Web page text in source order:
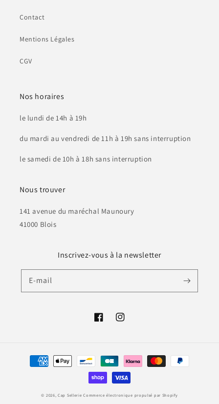
Contact
Mentions Légales
CGV
Nos horaires
le lundi de 14h à 19h
du mardi au vendredi de 11h à 19h sans interruption
le samedi de 10h à 18h sans interruption
Nous trouver
141 avenue du maréchal Maunoury
41000 Blois
Inscrivez-vous à la newsletter
E-mail
FacebookInstagram
Moyens
© 2026,Cap Sellerie Commerce électronique propulsé par Shopify